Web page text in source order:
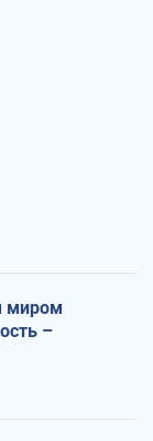
миром
–